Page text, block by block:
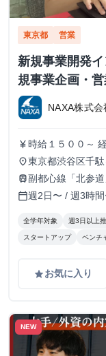
東京都 営業
新規事業開発
規事業企画・
NAXA株式会
currency_yen 時給１５００～
place東京都渋谷区千
train副都心線「北参
calendar_today週2日〜 / 週3時間
全学年対象 週3日以上
スタートアップ ベンチ
gradeお気に入り
NEW